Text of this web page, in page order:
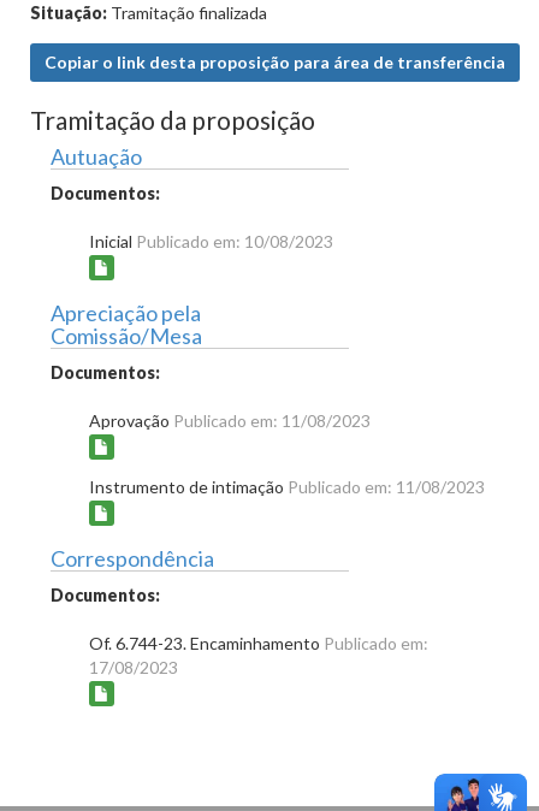
Situação: Tramitação finalizada
Copiar o link desta proposição para área de transferência
Tramitação da proposição
Autuação
Documentos:
Inicial Publicado em: 10/08/2023
Apreciação pela
Comissão/Mesa
Documentos:
Aprovação Publicado em: 11/08/2023
Instrumento de intimação Publicado em: 11/08/2023
Correspondência
Documentos:
Of. 6.744-23. Encaminhamento Publicado em:
17/08/2023